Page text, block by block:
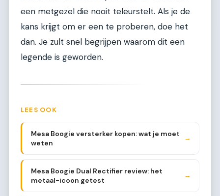
een metgezel die nooit teleurstelt. Als je de
kans krijgt om er een te proberen, doe het
dan. Je zult snel begrijpen waarom dit een
legende is geworden.
LEES OOK
Mesa Boogie versterker kopen: wat je moet
weten
→
Mesa Boogie Dual Rectifier review: het
metaal-icoon getest
→